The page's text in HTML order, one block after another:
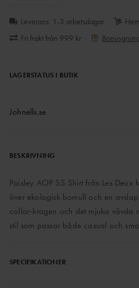
Leverans: 1-3 arbetsdagar
Fri frakt från 999 kr
LAGERSTATUS I BUTIK
Johnells.se
BESKRIVNING
Paisley AOP SS Shirt från Les Deux
över ekologisk bomull och en
collar-kragen och det mjuka vävda
stil som passar både casual och
SPECIFIKATIONER